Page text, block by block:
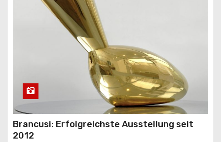
Brancusi: Erfolgreichste Ausstellung seit
2012